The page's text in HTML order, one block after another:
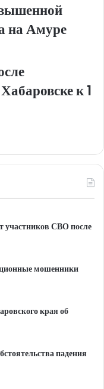
на Амуре
к 1
участников СВО после
мошенники
края об
падения